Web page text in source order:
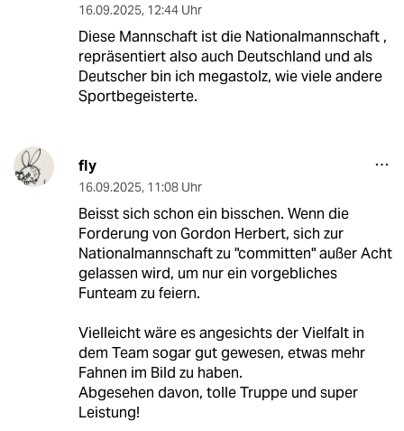
16.09.2025, 12:44 Uhr
Diese Mannschaft ist die Nationalmannschaft ,
repräsentiert also auch Deutschland und als
Deutscher bin ich megastolz, wie viele andere
Sportbegeisterte.
fly
16.09.2025, 11:08 Uhr
Beisst sich schon ein bisschen. Wenn die
Forderung von Gordon Herbert, sich zur
Nationalmannschaft zu "committen" außer Acht
gelassen wird, um nur ein vorgebliches
Funteam zu feiern.
Vielleicht wäre es angesichts der Vielfalt in
dem Team sogar gut gewesen, etwas mehr
Fahnen im Bild zu haben.
Abgesehen davon, tolle Truppe und super
Leistung!